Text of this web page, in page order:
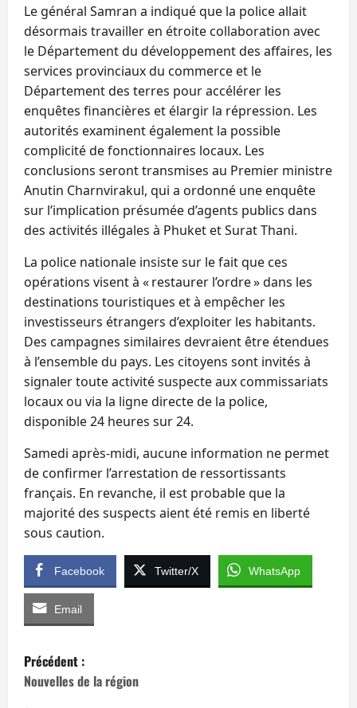
Le général Samran a indiqué que la police allait
désormais travailler en étroite collaboration avec
le Département du développement des affaires, les
services provinciaux du commerce et le
Département des terres pour accélérer les
enquêtes financières et élargir la répression. Les
autorités examinent également la possible
complicité de fonctionnaires locaux. Les
conclusions seront transmises au Premier ministre
Anutin Charnvirakul, qui a ordonné une enquête
sur l’implication présumée d’agents publics dans
des activités illégales à Phuket et Surat Thani.
La police nationale insiste sur le fait que ces
opérations visent à « restaurer l’ordre » dans les
destinations touristiques et à empêcher les
investisseurs étrangers d’exploiter les habitants.
Des campagnes similaires devraient être étendues
à l’ensemble du pays. Les citoyens sont invités à
signaler toute activité suspecte aux commissariats
locaux ou via la ligne directe de la police,
disponible 24 heures sur 24.
Samedi après‑midi, aucune information ne permet
de confirmer l’arrestation de ressortissants
français. En revanche, il est probable que la
majorité des suspects aient été remis en liberté
sous caution.
Facebook Twitter/X WhatsApp
Email
N
a
Précédent :
Nouvelles de la région